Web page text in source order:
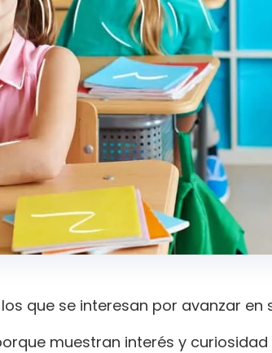
que se interesan por avanzar en
muestran interés y